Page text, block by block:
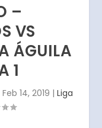
–
VS
ÁGUILA
1
Feb 14, 2019 | Liga